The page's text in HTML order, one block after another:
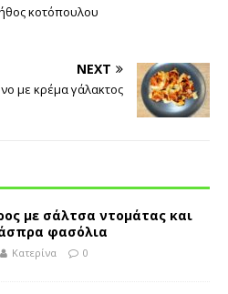
κοτόπουλου
NEXT
με κρέμα γάλακτος
με σάλτσα ντομάτας και
φασόλια
Κατερίνα 0